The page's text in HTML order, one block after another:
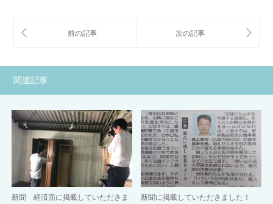
関連記事
新聞 経済面に掲載していただきま
新聞に掲載していただきました！